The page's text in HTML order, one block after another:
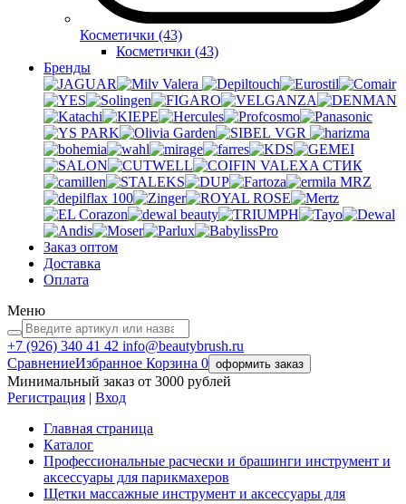
Косметички (43)
Косметички (43)
Бренды
Valera
VGR
VALEXA СТИК
MRZ
Заказ оптом
Доставка
Оплата
Меню
+7 (926) 340 41 42 info@beautybrush.ru
СравнениеИзбранное Корзина 0 оформить заказ
Минимальный заказ от 3000 рублей
Регистрация | Вход
Главная страница
Каталог
Профессиональные расчески и брашинги инструмент и
аксессуары для парикмахеров
Щетки массажные инструмент и аксессуары для